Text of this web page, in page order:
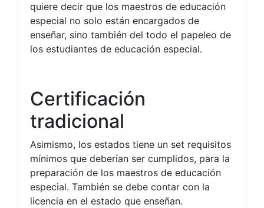
quiere decir que los maestros de educación
especial no solo están encargados de
enseñar, sino también del todo el papeleo de
los estudiantes de educación especial.
Certificación
tradicional
Asimismo, los estados tiene un set requisitos
mínimos que deberían ser cumplidos, para la
preparación de los maestros de educación
especial. También se debe contar con la
licencia en el estado que enseñan.